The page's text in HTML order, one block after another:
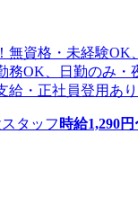
無資格・未経験OK
務OK、日勤のみ
給・正社員登用あり
タッフ 時給1,290